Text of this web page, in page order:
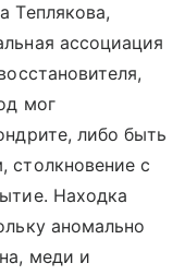
Теплякова,
ассоциация
мог
либо быть
с
Находка
аномально
меди и